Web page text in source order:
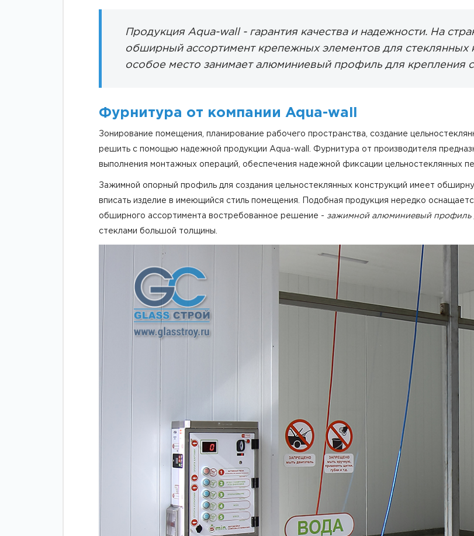
Продукция Aqua-wall - гарантия качества и надежности. На
обширный ассортимент крепежных элементов для стеклянных
особое место занимает алюминиевый профиль для крепления
Фурнитура от компании Aqua-wall
Зонирование помещения, планирование рабочего пространства, создание
решить с помощью надежной продукции Aqua-wall. Фурнитура от производителя
выполнения монтажных операций, обеспечения надежной фиксации цельностеклянных
Зажимной опорный профиль для создания цельностеклянных конструкций имеет
вписать изделие в имеющийся стиль помещения. Подобная продукция нередко
обширного ассортимента востребованное решение - зажимной алюминиевый профиль
стеклами большой толщины.